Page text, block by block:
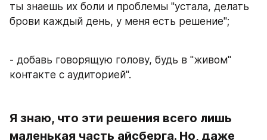
ты знаешь их боли и проблемы "устала, делать
брови каждый день, у меня есть решение";
- добавь говорящую голову, будь в "живом"
контакте с аудиторией".
Я знаю, что эти решения всего лишь
маленькая часть айсберга. Но, даже